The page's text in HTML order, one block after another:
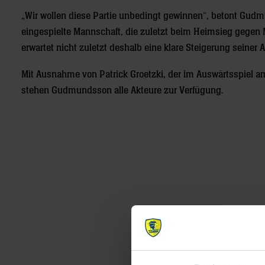
„Wir wollen diese Partie unbedingt gewinnen“, betont
eingespielte Mannschaft, die zuletzt beim Heimsieg
erwartet nicht zuletzt deshalb eine klare Steigerung seiner
Mit Ausnahme von Patrick Groetzki, der im Auswärtsspiel
stehen Gudmundsson alle Akteure zur Verfügung.